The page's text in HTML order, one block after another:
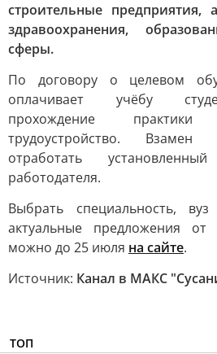
строительные предприятия,
здравоохранения,
сферы.
По договору о целевом
оплачивает учёбу
прохождение
трудоустройство. Взамен
отработать
работодателя.
Выбрать специальность,
актуальные предложения
можно до 25 июля на сайте.
Источник: Канал в МАКС
ТОП